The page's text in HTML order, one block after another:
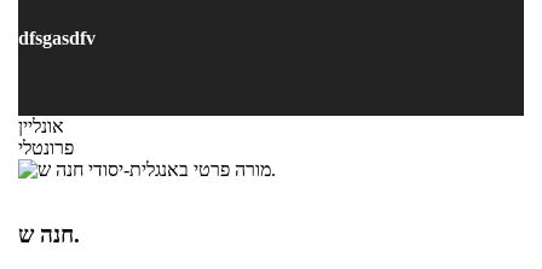
dfsgasdfv
אונליין
פרונטלי
חנה ש.